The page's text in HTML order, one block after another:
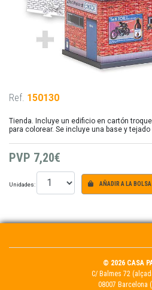
Ref. 150130
Tienda. Incluye un edificio en cartón
para colorear. Se incluye una base y tejado
PVP 7,20€
Unidades: AÑADIR A LA BOLSA
© 2026 CASA
C/ Balmes 72
08007 Barcelona